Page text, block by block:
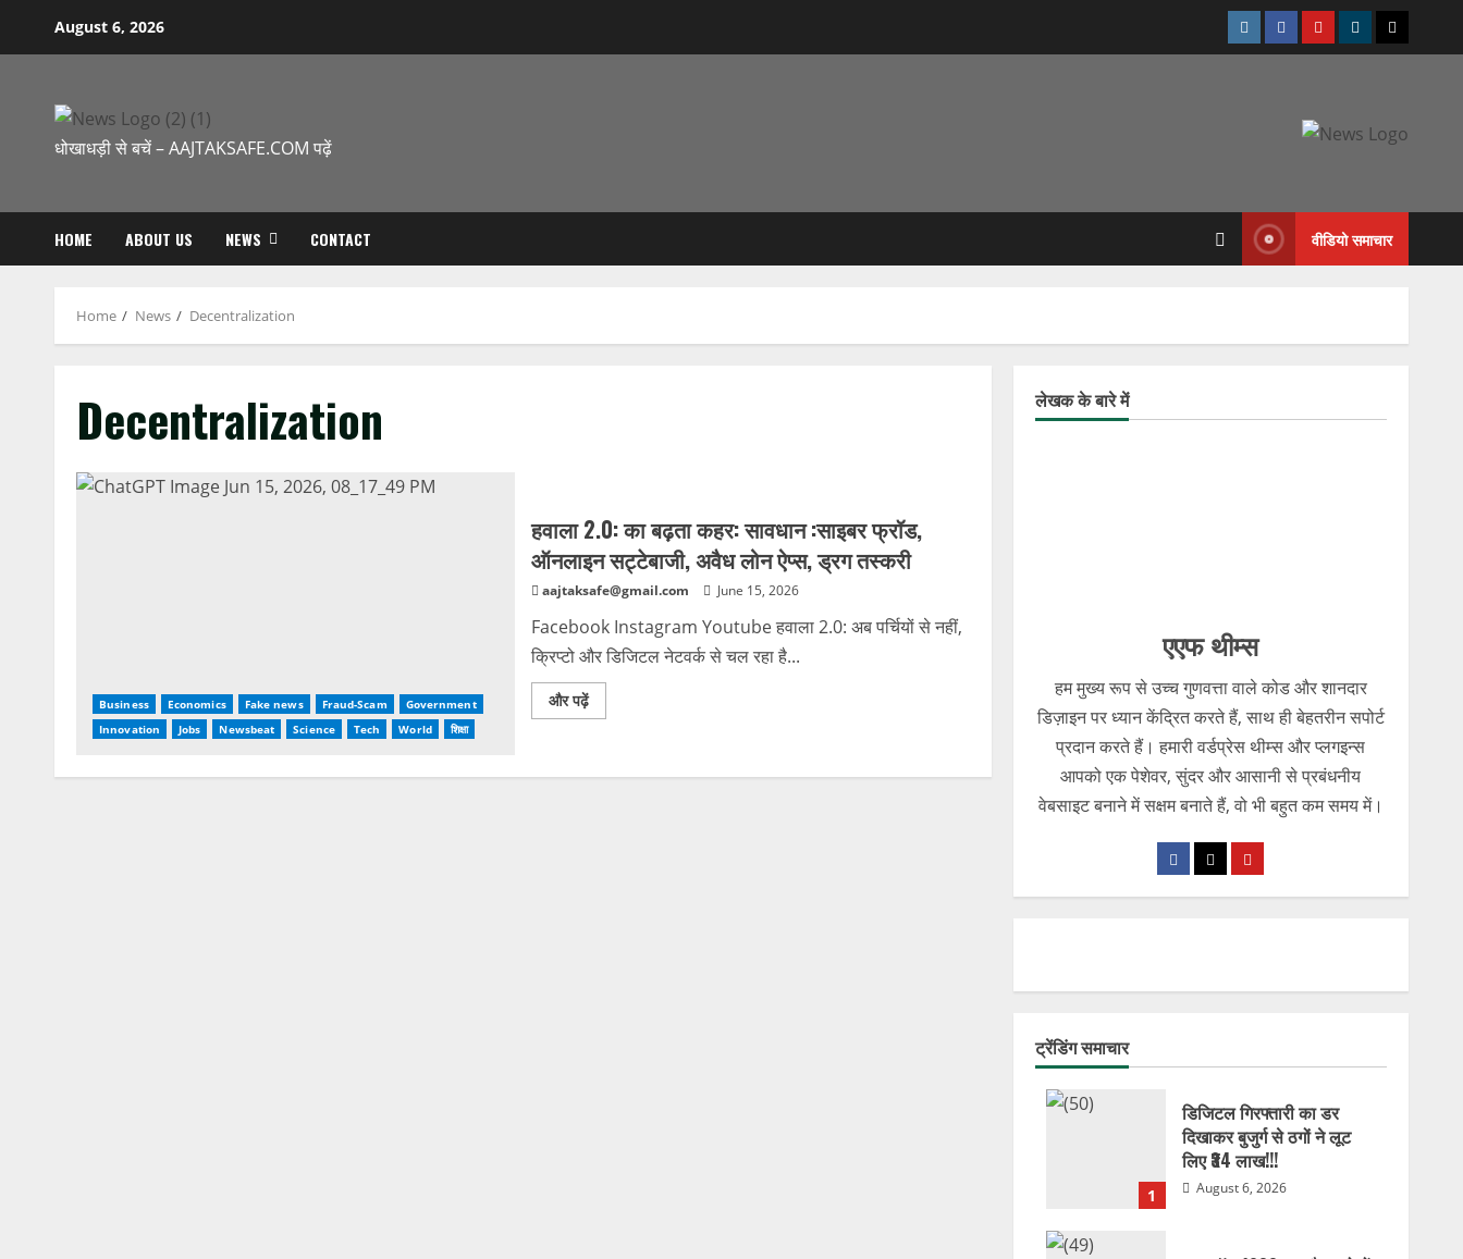
August 6, 2026
धोखाधड़ी से बचें – AAJTAKSAFE.COM पढ़ें
HOME ABOUT US NEWS CONTACT वीडियो समाचार
Home News Decentralization
Decentralization
Business Economics Fake news Fraud-Scam
Government
Innovation
Jobs Newsbeat Science Tech World शिक्षा
हवाला 2.0: का बढ़ता कहर: सावधान :साइबर फ्रॉड,
ऑनलाइन सट्टेबाजी, अवैध लोन ऐप्स, ड्रग तस्करी
aajtaksafe@gmail.com June 15, 2026
Facebook Instagram Youtube हवाला 2.0: अब पर्चियों से नहीं,
क्रिप्टो और डिजिटल नेटवर्क से चल रहा है...
और पढ़ें
लेखक के बारे में
एएफ थीम्स
हम मुख्य रूप से उच्च गुणवत्ता वाले कोड और शानदार
डिज़ाइन पर ध्यान केंद्रित करते हैं, साथ ही बेहतरीन सपोर्ट
प्रदान करते हैं। हमारी वर्डप्रेस थीम्स और प्लगइन्स
आपको एक पेशेवर, सुंदर और आसानी से प्रबंधनीय
वेबसाइट बनाने में सक्षम बनाते हैं, वो भी बहुत कम समय में।
ट्रेंडिंग समाचार
1
डिजिटल गिरफ्तारी का डर
दिखाकर बुजुर्ग से ठगों ने लूट
लिए ₹34 लाख!!!
August 6, 2026